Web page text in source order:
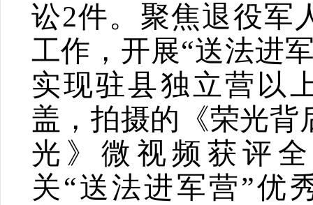
讼2件。聚焦退役军
工作，开展“送法进
实现驻县独立营以
盖，拍摄的《荣光背
光》微视频获评
关“送法进军营”优